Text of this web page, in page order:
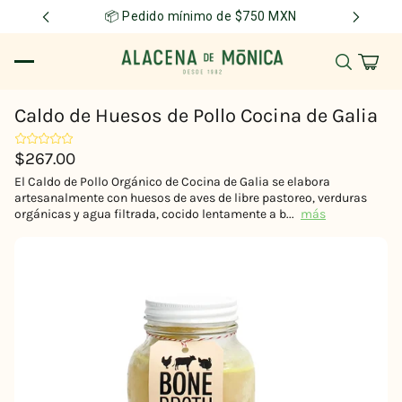
📦 Pedido mínimo de $750 MXN
Caldo de Huesos de Pollo Cocina de Galia
$267.00
El Caldo de Pollo Orgánico de Cocina de Galia se elabora
artesanalmente con huesos de aves de libre pastoreo, verduras
orgánicas y agua filtrada, cocido lentamente a b... más